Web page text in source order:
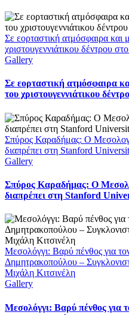
Σε εορταστική ατμόσφαιρα
χριστουγεννιάτικου δέντρου
Gallery
Σε εορταστική ατμόσφαιρα
του χριστουγεννιάτικου
Σπύρος Καραδήμας: Ο
διαπρέπει στη Stanford
Gallery
Σπύρος Καραδήμας: Ο
διαπρέπει στη Stanford
Μεσολόγγι: Βαρύ πένθος για
Δημητρακοπούλου –
Μιχάλη Κιτσινέλη
Gallery
Μεσολόγγι: Βαρύ πένθος για